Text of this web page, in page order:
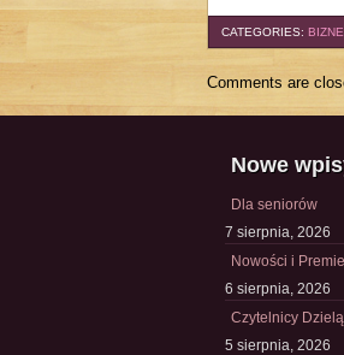
CATEGORIES:
Comments are
Nowe
Dla seniorów
7 sierpnia, 2026
Nowości i
6 sierpnia, 2026
Czytelnicy
5 sierpnia, 2026